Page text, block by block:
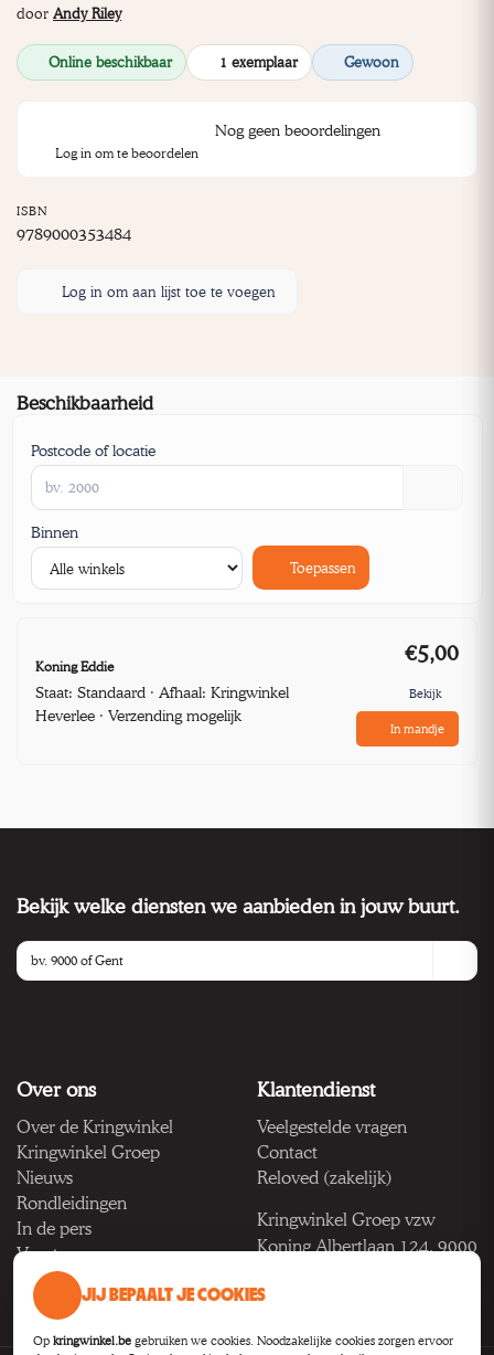
door Andy Riley
Online beschikbaar 1 exemplaar Gewoon
Nog geen beoordelingen
Log in om te beoordelen
ISBN
9789000353484
Log in om aan lijst toe te voegen
Beschikbaarheid
Postcode of locatie
Binnen
Toepassen
Koning Eddie
Staat: Standaard · Afhaal: Kringwinkel
Heverlee · Verzending mogelijk
€5,00
Bekijk
In mandje
Bekijk welke diensten we aanbieden in jouw buurt.
Over ons
Over de Kringwinkel
Kringwinkel Groep
Nieuws
Rondleidingen
In de pers
Vacatures
Klantendienst
Veelgestelde vragen
Contact
Reloved (zakelijk)
Kringwinkel Groep vzw
Koning Albertlaan 124, 9000
BTW BE 1033.922.208
JIJ BEPAALT JE COOKIES
Op kringwinkel.be gebruiken we cookies. Noodzakelijke cookies zorgen ervoor